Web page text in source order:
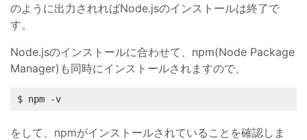
のように出力されればNode.jsのインストールは終了で
す。
Node.jsのインストールに合わせて、npm(Node Package
Manager)も同時にインストールされますので、
$ npm -v
をして、npmがインストールされていることを確認しま